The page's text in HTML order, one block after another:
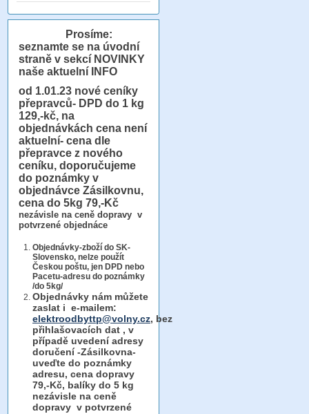
Prosíme:
seznamte se na úvodní
straně v sekcí NOVINKY
naše aktuelní INFO
od 1.01.23 nové ceníky
přepravců- DPD do 1 kg
129,-kč, na
objednávkách cena není
aktuelní- cena dle
přepravce z nového
ceníku, doporučujeme
do poznámky v
objednávce Zásilkovnu,
cena do 5kg 79,-Kč
nezávisle na ceně dopravy v
potvrzené objednáce
Objednávky-zboží do SK-
Slovensko, nelze použít
Českou poštu, jen DPD nebo
Pacetu-adresu do poznámky
/do 5kg/
Objednávky nám můžete
zaslat i e-mailem:
elektroodbyttp@volny.cz, bez
přihlašovacích dat , v
případě uvedení adresy
doručení -Zásilkovna-
uveďte do poznámky
adresu, cena dopravy
79,-Kč, balíky do 5 kg
nezávisle na ceně
dopravy v potvrzené